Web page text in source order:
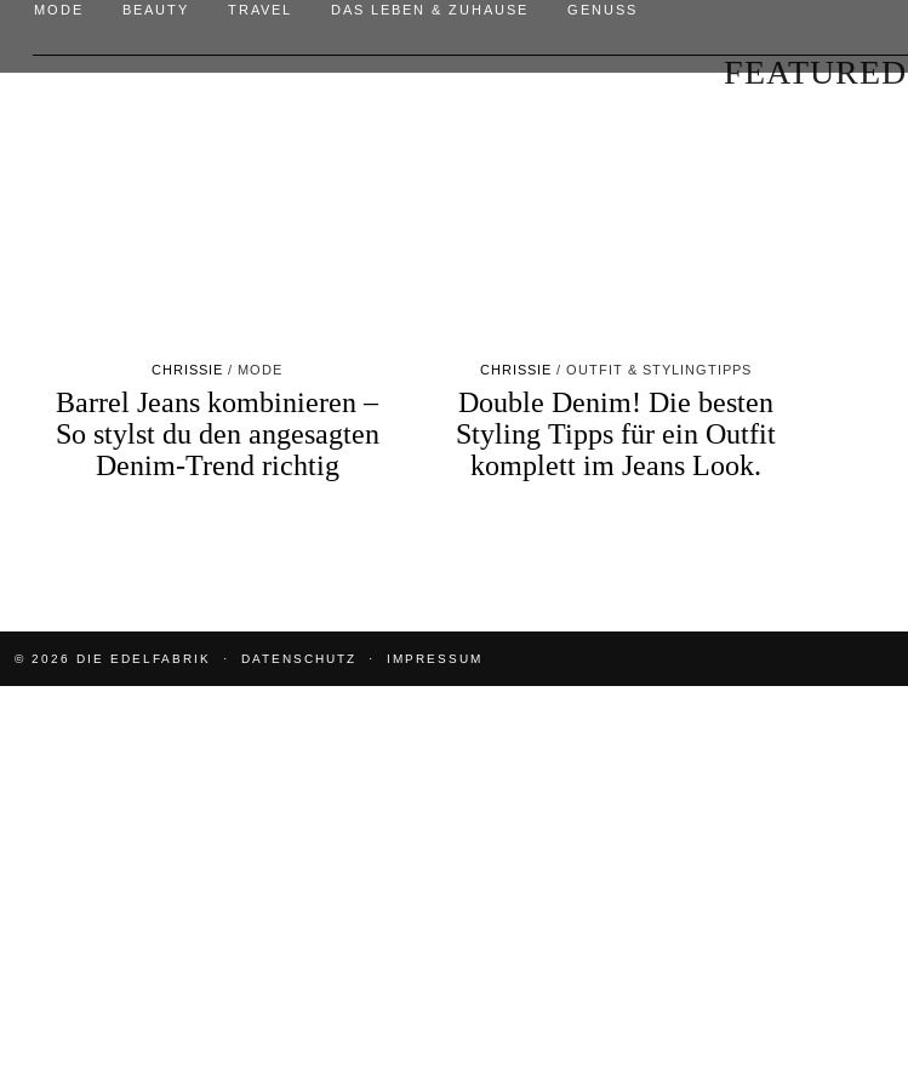
MODE BEAUTY TRAVEL DAS LEBEN & ZUHAUSE GENUSS
FEATURED
CHRISSIE MODE
Barrel Jeans kombinieren –
So stylst du den angesagten
Denim-Trend richtig
CHRISSIE OUTFIT & STYLINGTIPPS
Double Denim! Die besten
Styling Tipps für ein Outfit
komplett im Jeans Look.
© 2026 DIE EDELFABRIK DATENSCHUTZ IMPRESSUM